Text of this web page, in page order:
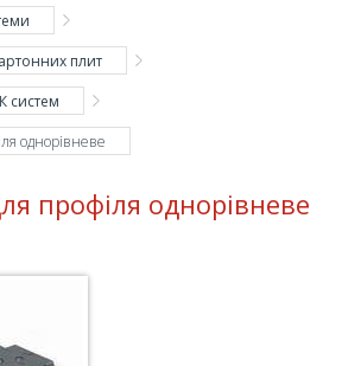
плит
систем
однорівневе
профіля однорівневе